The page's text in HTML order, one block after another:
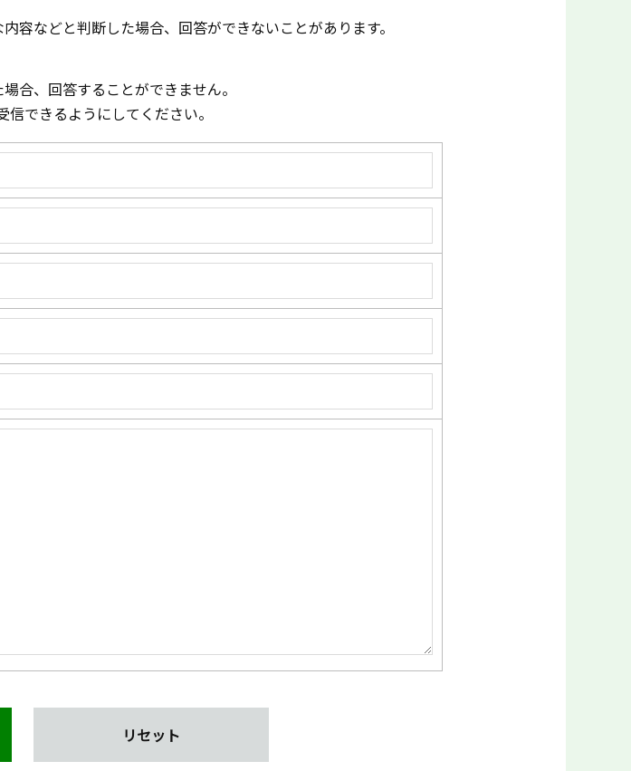
容などと判断した場合、回答ができないことがあります。
合、回答することができません。
できるようにしてください。